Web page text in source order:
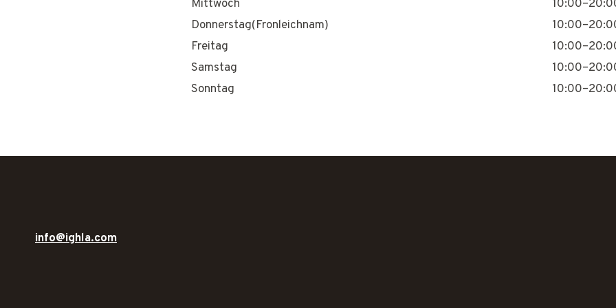
Mittwoch
Donnerstag(Fronleichnam)
Freitag
Samstag
Sonntag
info@ighla.com